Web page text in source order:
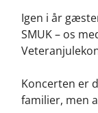
Igen i år
SMUK – os
Koncerten er
familier, men